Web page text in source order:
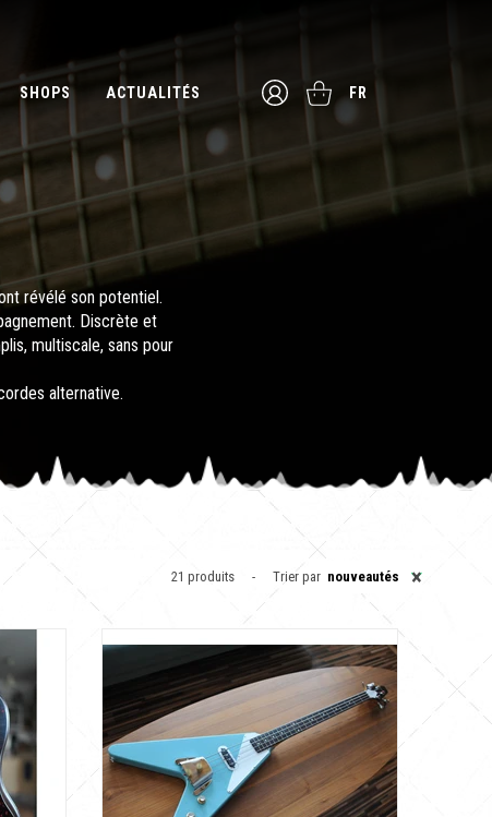
SHOPS ACTUALITÉS FR
révélé son potentiel.
Discrète et
multiscale, sans pour
alternative.
21 produits Trier par ×
nouveautés